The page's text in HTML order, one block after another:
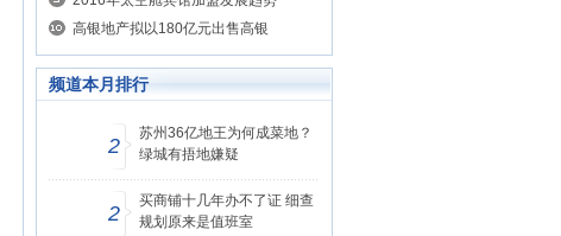
高银地产拟以180亿元出售高银
频道本月排行
2
苏州36亿地王为何成菜地？
绿城有捂地嫌疑
2
买商铺十几年办不了证 细查
规划原来是值班室